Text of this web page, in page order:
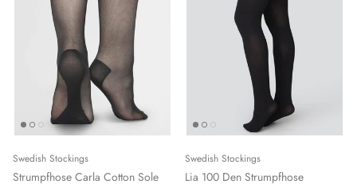
Swedish Stockings
Strumpfhose Carla Cotton Sole
Swedish Stockings
Lia 100 Den Strumpfhose